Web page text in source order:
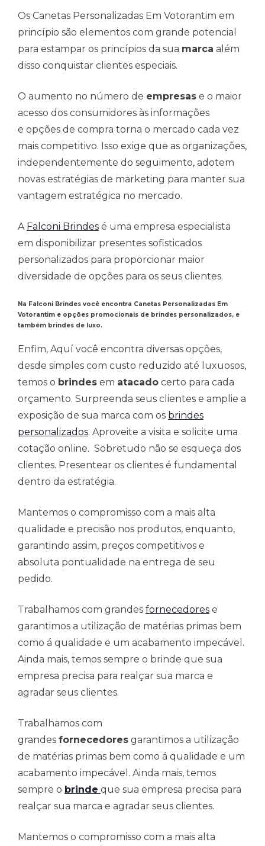
Os Canetas Personalizadas Em Votorantim em
princípio são elementos com grande potencial
para estampar os princípios da sua marca além
disso conquistar clientes especiais.
O aumento no número de empresas e o maior
acesso dos consumidores às informações
e opções de compra torna o mercado cada vez
mais competitivo. Isso exige que as organizações,
independentemente do seguimento, adotem
novas estratégias de marketing para manter sua
vantagem estratégica no mercado.
A Falconi Brindes é uma empresa especialista
em disponibilizar presentes sofisticados
personalizados para proporcionar maior
diversidade de opções para os seus clientes.
Na Falconi Brindes você encontra Canetas Personalizadas Em
Votorantim e opções promocionais de brindes personalizados, e
também brindes de luxo.
Enfim, Aquí você encontra diversas opções,
desde simples com custo reduzido até luxuosos,
temos o brindes em atacado certo para cada
orçamento. Surpreenda seus clientes e amplie a
exposição de sua marca com os brindes
personalizados. Aproveite a visita e solicite uma
cotação online. Sobretudo não se esqueça dos
clientes. Presentear os clientes é fundamental
dentro da estratégia.
Mantemos o compromisso com a mais alta
qualidade e precisão nos produtos, enquanto,
garantindo assim, preços competitivos e
absoluta pontualidade na entrega de seu
pedido.
Trabalhamos com grandes fornecedores e
garantimos a utilização de matérias primas bem
como á qualidade e um acabamento impecável.
Ainda mais, temos sempre o brinde que sua
empresa precisa para realçar sua marca e
agradar seus clientes.
Trabalhamos com
grandes fornecedores garantimos a utilização
de matérias primas bem como á qualidade e um
acabamento impecável. Ainda mais, temos
sempre o brinde que sua empresa precisa para
realçar sua marca e agradar seus clientes.
Mantemos o compromisso com a mais alta